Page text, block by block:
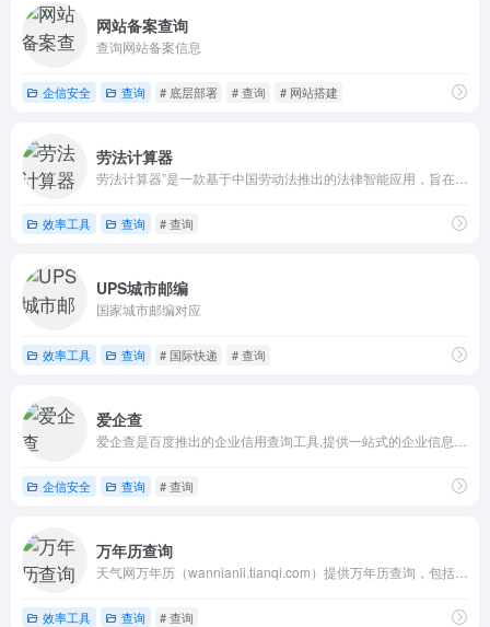
网站备案查询
查询网站备案信息
企信安全 查询 # 底层部署 # 查询 # 网站搭建
劳法计算器
效率工具 查询 # 查询
UPS城市邮编
国家城市邮编对应
效率工具 查询 # 国际快递 # 查询
爱企查
企信安全 查询 # 查询
万年历查询
效率工具 查询 # 查询